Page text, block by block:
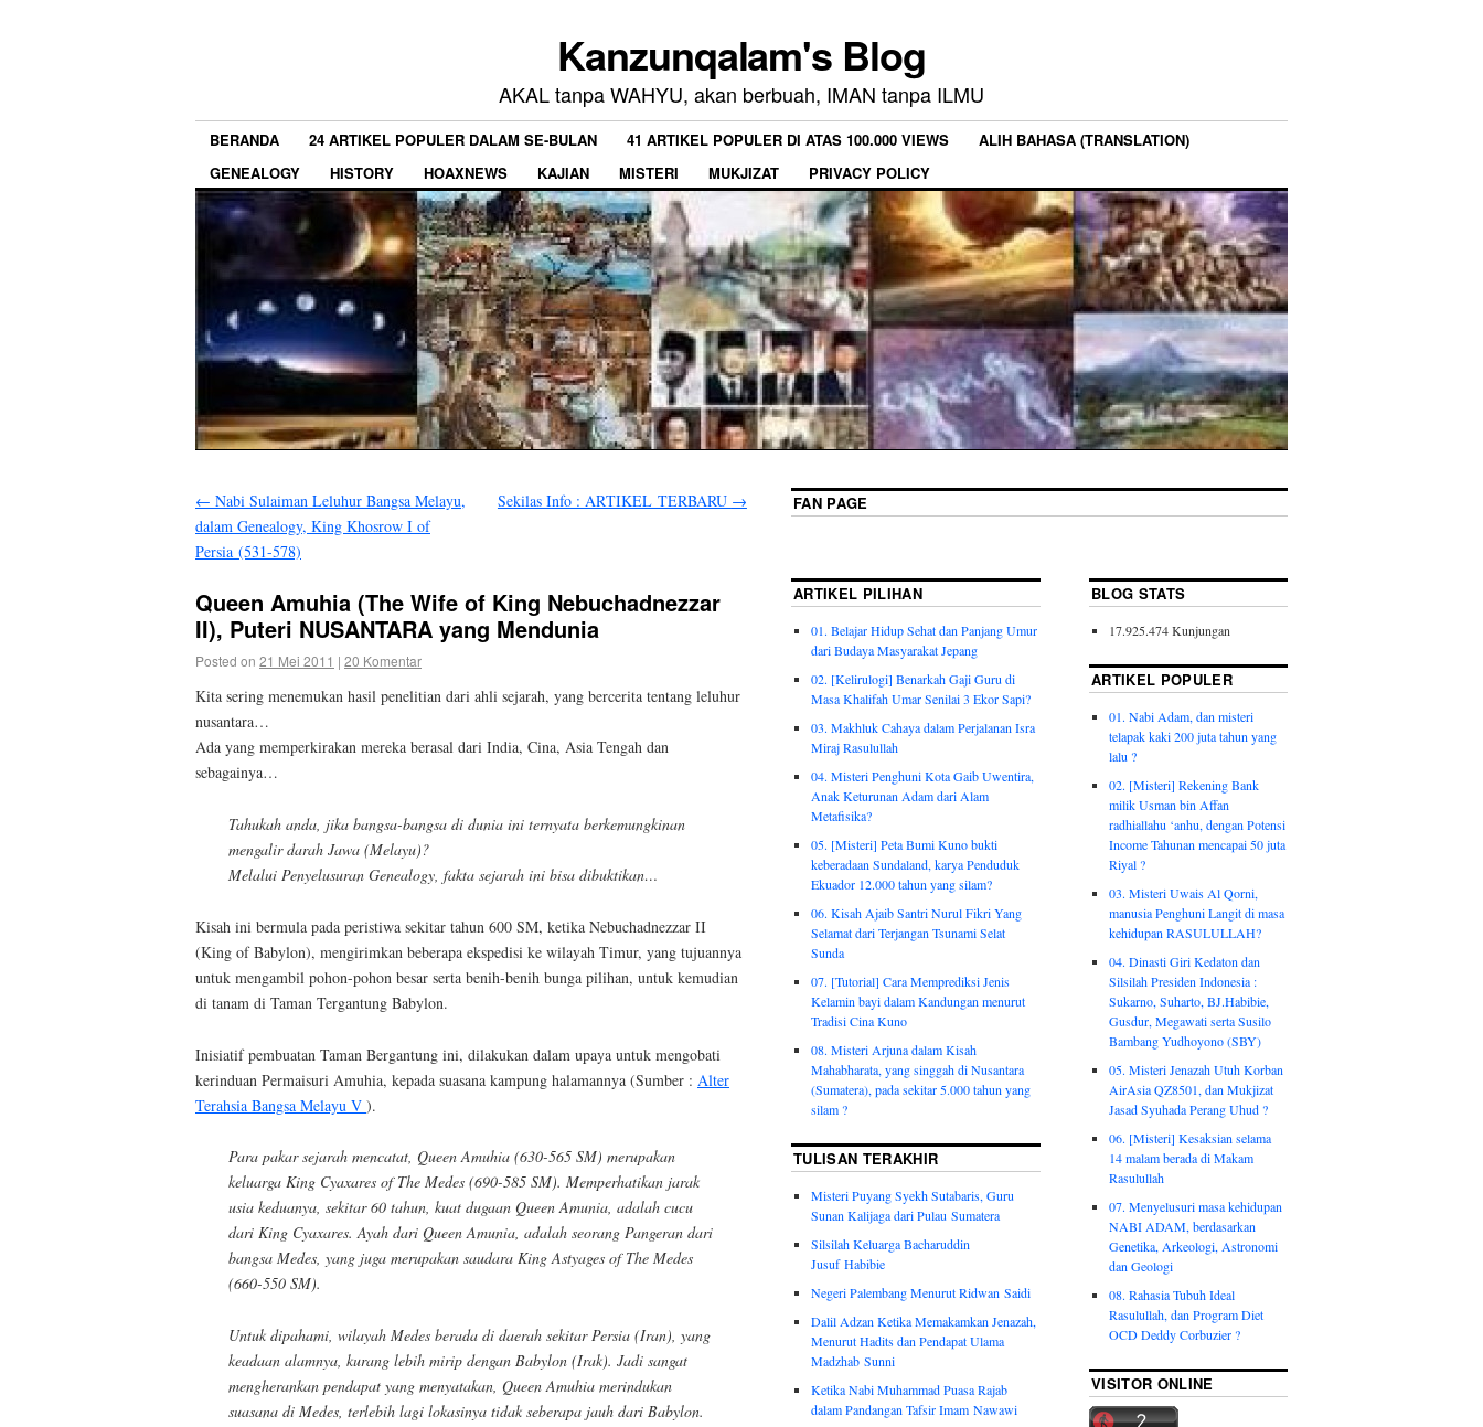
Kanzunqalam's Blog
AKAL tanpa WAHYU, akan berbuah, IMAN tanpa ILMU
BERANDA 24 ARTIKEL POPULER DALAM SE-BULAN 41 ARTIKEL POPULER DI ATAS 100.000 VIEWS
ALIH BAHASA (TRANSLATION)
GENEALOGY
HISTORY HOAXNEWS KAJIAN MISTERI MUKJIZAT PRIVACY POLICY
← Nabi Sulaiman Leluhur Bangsa Melayu,
dalam Genealogy, King Khosrow I of
Persia (531-578)
Sekilas Info : ARTIKEL TERBARU →
Queen Amuhia (The Wife of King Nebuchadnezzar
II), Puteri NUSANTARA yang Mendunia
Posted on 21 Mei 2011 | 20 Komentar
Kita sering menemukan hasil penelitian dari ahli sejarah, yang bercerita tentang leluhur
nusantara…
Ada yang memperkirakan mereka berasal dari India, Cina, Asia Tengah dan
sebagainya…
Tahukah anda, jika bangsa-bangsa di dunia ini ternyata berkemungkinan
mengalir darah Jawa (Melayu)?
Melalui Penyelusuran Genealogy, fakta sejarah ini bisa dibuktikan…
Kisah ini bermula pada peristiwa sekitar tahun 600 SM, ketika Nebuchadnezzar II
(King of Babylon), mengirimkan beberapa ekspedisi ke wilayah Timur, yang tujuannya
untuk mengambil pohon-pohon besar serta benih-benih bunga pilihan, untuk kemudian
di tanam di Taman Tergantung Babylon.
Inisiatif pembuatan Taman Bergantung ini, dilakukan dalam upaya untuk mengobati
kerinduan Permaisuri Amuhia, kepada suasana kampung halamannya (Sumber : Alter
Terahsia Bangsa Melayu V ).
Para pakar sejarah mencatat, Queen Amuhia (630-565 SM) merupakan
keluarga King Cyaxares of The Medes (690-585 SM). Memperhatikan jarak
usia keduanya, sekitar 60 tahun, kuat dugaan Queen Amunia, adalah cucu
dari King Cyaxares. Ayah dari Queen Amunia, adalah seorang Pangeran dari
bangsa Medes, yang juga merupakan saudara King Astyages of The Medes
(660-550 SM).
Untuk dipahami, wilayah Medes berada di daerah sekitar Persia (Iran), yang
keadaan alamnya, kurang lebih mirip dengan Babylon (Irak). Jadi sangat
mengherankan pendapat yang menyatakan, Queen Amuhia merindukan
suasana di Medes, terlebih lagi lokasinya tidak seberapa jauh dari Babylon.
FAN PAGE
ARTIKEL PILIHAN
01. Belajar Hidup Sehat dan Panjang Umur
dari Budaya Masyarakat Jepang
02. [Kelirulogi] Benarkah Gaji Guru di
Masa Khalifah Umar Senilai 3 Ekor Sapi?
03. Makhluk Cahaya dalam Perjalanan Isra
Miraj Rasulullah
04. Misteri Penghuni Kota Gaib Uwentira,
Anak Keturunan Adam dari Alam
Metafisika?
05. [Misteri] Peta Bumi Kuno bukti
keberadaan Sundaland, karya Penduduk
Ekuador 12.000 tahun yang silam?
06. Kisah Ajaib Santri Nurul Fikri Yang
Selamat dari Terjangan Tsunami Selat
Sunda
07. [Tutorial] Cara Memprediksi Jenis
Kelamin bayi dalam Kandungan menurut
Tradisi Cina Kuno
08. Misteri Arjuna dalam Kisah
Mahabharata, yang singgah di Nusantara
(Sumatera), pada sekitar 5.000 tahun yang
silam ?
TULISAN TERAKHIR
Misteri Puyang Syekh Sutabaris, Guru
Sunan Kalijaga dari Pulau Sumatera
Silsilah Keluarga Bacharuddin
Jusuf Habibie
Negeri Palembang Menurut Ridwan Saidi
Dalil Adzan Ketika Memakamkan Jenazah,
Menurut Hadits dan Pendapat Ulama
Madzhab Sunni
Ketika Nabi Muhammad Puasa Rajab
dalam Pandangan Tafsir Imam Nawawi
BLOG STATS
17.925.474 Kunjungan
ARTIKEL POPULER
01. Nabi Adam, dan misteri
telapak kaki 200 juta tahun yang
lalu ?
02. [Misteri] Rekening Bank
milik Usman bin Affan
radhiallahu ‘anhu, dengan Potensi
Income Tahunan mencapai 50 juta
Riyal ?
03. Misteri Uwais Al Qorni,
manusia Penghuni Langit di masa
kehidupan RASULULLAH?
04. Dinasti Giri Kedaton dan
Silsilah Presiden Indonesia :
Sukarno, Suharto, BJ.Habibie,
Gusdur, Megawati serta Susilo
Bambang Yudhoyono (SBY)
05. Misteri Jenazah Utuh Korban
AirAsia QZ8501, dan Mukjizat
Jasad Syuhada Perang Uhud ?
06. [Misteri] Kesaksian selama
14 malam berada di Makam
Rasulullah
07. Menyelusuri masa kehidupan
NABI ADAM, berdasarkan
Genetika, Arkeologi, Astronomi
dan Geologi
08. Rahasia Tubuh Ideal
Rasulullah, dan Program Diet
OCD Deddy Corbuzier ?
VISITOR ONLINE